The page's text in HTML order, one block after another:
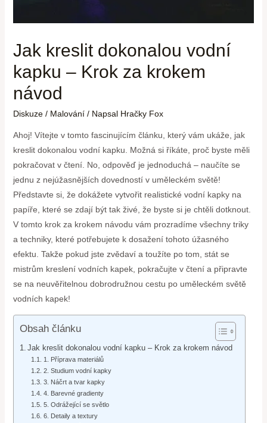
Jak kreslit dokonalou vodní
kapku – Krok za krokem
návod
Diskuze / Malování/ Napsal Hračky Fox
Ahoj! Vítejte v tomto fascinujícím článku, který vám ukáže, jak
kreslit dokonalou vodní kapku. Možná si říkáte, proč byste měli
pokračovat v čtení. No, odpověď je jednoduchá – naučíte se
jednu z nejúžasnějších dovedností v uměleckém světě!
Představte si, že dokážete vytvořit realistické vodní kapky na
papíře, které se zdají být tak živé, že byste si je chtěli dotknout.
V tomto krok za krokem návodu vám prozradíme všechny triky
a techniky, které potřebujete k dosažení tohoto úžasného
efektu. Takže pokud jste zvědaví a toužíte po tom, stát se
mistrům kreslení vodních kapek, pokračujte v čtení a připravte
se na neuvěřitelnou dobrodružnou cestu po uměleckém světě
vodních kapek!
Obsah článku
Jak kreslit dokonalou vodní kapku – Krok za krokem návod
1. Příprava materiálů
2. Studium vodní kapky
3. Náčrt a tvar kapky
4. Barevné gradienty
5. Odrážející se světlo
6. Detaily a textury